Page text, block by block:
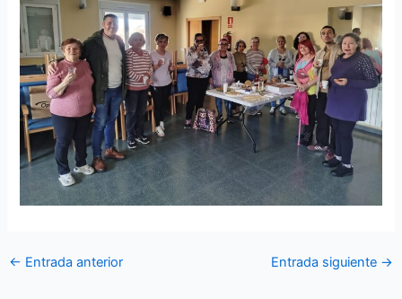
← Entrada anterior Entrada siguiente →